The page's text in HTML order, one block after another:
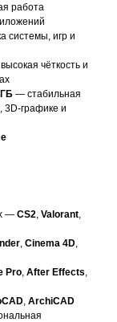
работа
системы, игр и
чёткость и
ГБ — стабильная
3D-графике и
— CS2, Valorant,
, Cinema 4D,
Pro, After Effects,
, ArchiCAD